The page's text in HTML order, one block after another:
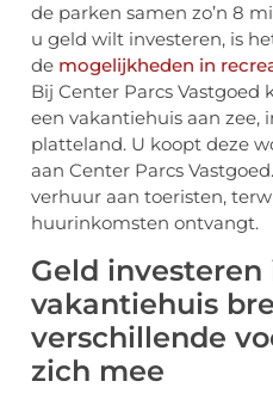
de parken samen zo’n 8
u geld wilt investeren, is
de mogelijkheden in
Bij Center Parcs
een vakantiehuis aan zee,
platteland. U koopt deze
aan Center Parcs
verhuur aan toeristen,
huurinkomsten ontvangt.
Geld investeren
vakantiehuis
verschillende
zich mee